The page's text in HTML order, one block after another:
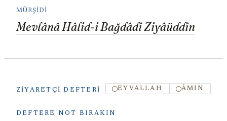
MÜRŞIDI
Mevlânâ Hâlid-i Bağdâdî Ziyâüddîn
ZIYARETÇI DEFTERI EYVALLAH ÂMIN
DEFTERE NOT BIRAKIN